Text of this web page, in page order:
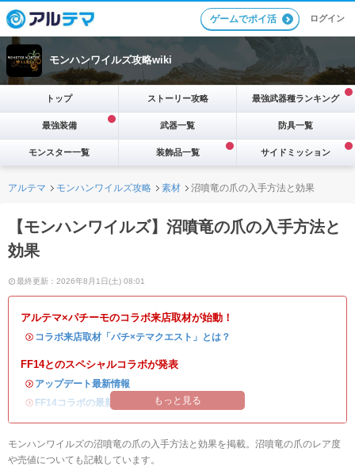
ゲームでポイ活 ログイン
モンハンワイルズ攻略wiki
トップ ストーリー攻略 最強武器種ランキング
最強装備 武器一覧 防具一覧
モンスター一覧 装飾品一覧 サイドミッション
アルテマ モンハンワイルズ攻略 素材 沼噴竜の爪の入手方法と効果
【モンハンワイルズ】沼噴竜の爪の入手方法と
効果
最終更新：2026年8月1日(土) 08:01
アルテマ×パチーモのコラボ来店取材が始動！
・ コラボ来店取材「パチ×テマクエスト」とは？
FF14とのスペシャルコラボが発表
・ アップデート最新情報
・ FF14コラボの最新情報 オメガ・プラネテス攻略
もっと見る
モンハンワイルズの沼噴竜の爪の入手方法と効果を掲載。沼噴竜の爪のレア度
や売値についても記載しています。